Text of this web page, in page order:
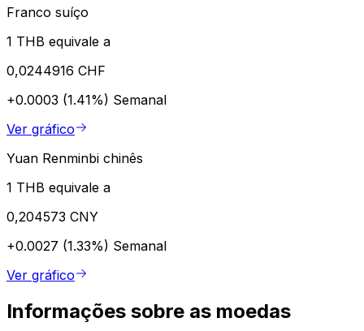
Franco suíço
1 THB equivale a
0,0244916 CHF
+0.0003 (1.41%) Semanal
Ver gráfico
Yuan Renminbi chinês
1 THB equivale a
0,204573 CNY
+0.0027 (1.33%) Semanal
Ver gráfico
Informações sobre as moedas